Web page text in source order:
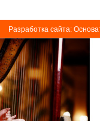
Разработка сайта: